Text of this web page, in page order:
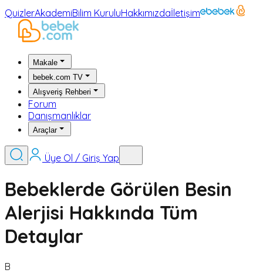
QuizlerAkademiBilim KuruluHakkımızdaİletişim
Makale
bebek.com TV
Alışveriş Rehberi
Forum
Danışmanlıklar
Araçlar
Üye Ol / Giriş Yap
Bebeklerde Görülen Besin
Alerjisi Hakkında Tüm
Detaylar
B